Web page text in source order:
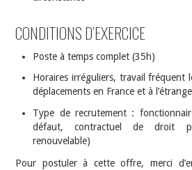
CONDITIONS D’EXERCICE
Poste à temps complet (35h)
Horaires irréguliers, travail fréquent
déplacements en France et à
Type de recrutement :
défaut, contractuel de droit
renouvelable)
Pour postuler à cette offre, merci